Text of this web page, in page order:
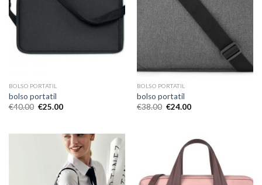
BOLSO PORTATIL
bolso portatil
€40.00 €25.00
BOLSO PORTATIL
bolso portatil
€38.00 €24.00